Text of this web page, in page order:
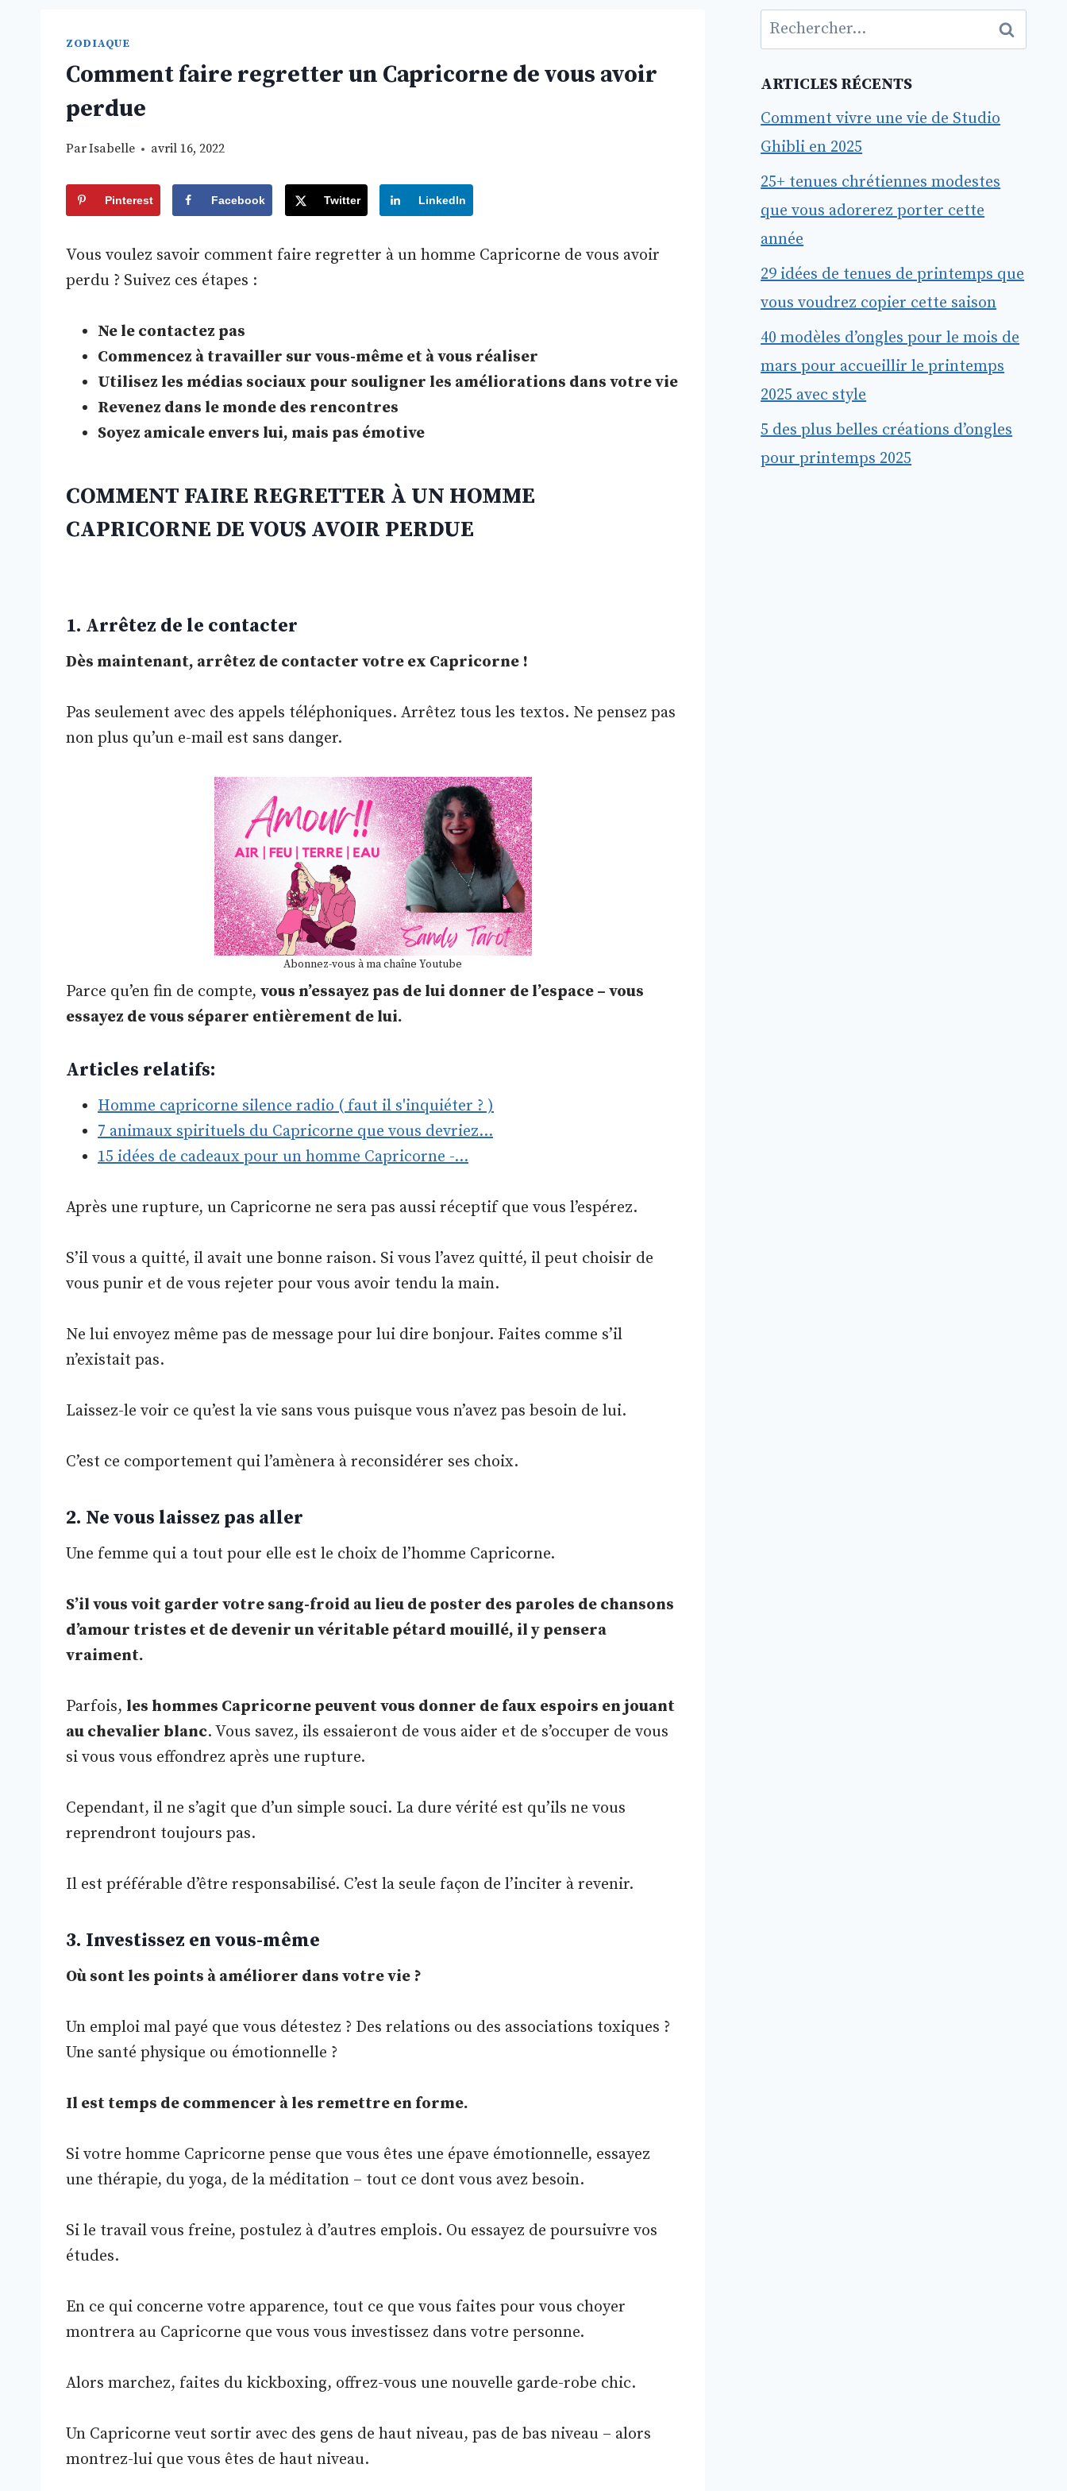
ZODIAQUE
Comment faire regretter un Capricorne de vous avoir
perdue
ParIsabelle avril 16, 2022
Pinterest Facebook Twitter LinkedIn
Vous voulez savoir comment faire regretter à un homme Capricorne de vous avoir
perdu ? Suivez ces étapes :
Ne le contactez pas
Commencez à travailler sur vous-même et à vous réaliser
Utilisez les médias sociaux pour souligner les améliorations dans votre vie
Revenez dans le monde des rencontres
Soyez amicale envers lui, mais pas émotive
COMMENT FAIRE REGRETTER À UN HOMME
CAPRICORNE DE VOUS AVOIR PERDUE
1. Arrêtez de le contacter
Dès maintenant, arrêtez de contacter votre ex Capricorne !
Pas seulement avec des appels téléphoniques. Arrêtez tous les textos. Ne pensez pas
non plus qu’un e-mail est sans danger.
Abonnez-vous à ma chaîne Youtube
Parce qu’en fin de compte, vous n’essayez pas de lui donner de l’espace – vous
essayez de vous séparer entièrement de lui.
Articles relatifs:
Homme capricorne silence radio ( faut il s'inquiéter ? )
7 animaux spirituels du Capricorne que vous devriez…
15 idées de cadeaux pour un homme Capricorne -…
Après une rupture, un Capricorne ne sera pas aussi réceptif que vous l’espérez.
S’il vous a quitté, il avait une bonne raison. Si vous l’avez quitté, il peut choisir de
vous punir et de vous rejeter pour vous avoir tendu la main.
Ne lui envoyez même pas de message pour lui dire bonjour. Faites comme s’il
n’existait pas.
Laissez-le voir ce qu’est la vie sans vous puisque vous n’avez pas besoin de lui.
C’est ce comportement qui l’amènera à reconsidérer ses choix.
2. Ne vous laissez pas aller
Une femme qui a tout pour elle est le choix de l’homme Capricorne.
S’il vous voit garder votre sang-froid au lieu de poster des paroles de chansons
d’amour tristes et de devenir un véritable pétard mouillé, il y pensera
vraiment.
Parfois, les hommes Capricorne peuvent vous donner de faux espoirs en jouant
au chevalier blanc. Vous savez, ils essaieront de vous aider et de s’occuper de vous
si vous vous effondrez après une rupture.
Cependant, il ne s’agit que d’un simple souci. La dure vérité est qu’ils ne vous
reprendront toujours pas.
Il est préférable d’être responsabilisé. C’est la seule façon de l’inciter à revenir.
3. Investissez en vous-même
Où sont les points à améliorer dans votre vie ?
Un emploi mal payé que vous détestez ? Des relations ou des associations toxiques ?
Une santé physique ou émotionnelle ?
Il est temps de commencer à les remettre en forme.
Si votre homme Capricorne pense que vous êtes une épave émotionnelle, essayez
une thérapie, du yoga, de la méditation – tout ce dont vous avez besoin.
Si le travail vous freine, postulez à d’autres emplois. Ou essayez de poursuivre vos
études.
En ce qui concerne votre apparence, tout ce que vous faites pour vous choyer
montrera au Capricorne que vous vous investissez dans votre personne.
Alors marchez, faites du kickboxing, offrez-vous une nouvelle garde-robe chic.
Un Capricorne veut sortir avec des gens de haut niveau, pas de bas niveau – alors
montrez-lui que vous êtes de haut niveau.
Rechercher :
ARTICLES RÉCENTS
Comment vivre une vie de Studio
Ghibli en 2025
25+ tenues chrétiennes modestes
que vous adorerez porter cette
année
29 idées de tenues de printemps que
vous voudrez copier cette saison
40 modèles d’ongles pour le mois de
mars pour accueillir le printemps
2025 avec style
5 des plus belles créations d’ongles
pour printemps 2025